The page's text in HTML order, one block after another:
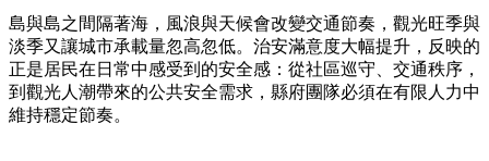
島與島之間隔著海，風浪與天候會改變交通節奏，觀光旺季與
淡季又讓城市承載量忽高忽低。治安滿意度大幅提升，反映的
正是居民在日常中感受到的安全感：從社區巡守、交通秩序，
到觀光人潮帶來的公共安全需求，縣府團隊必須在有限人力中
維持穩定節奏。